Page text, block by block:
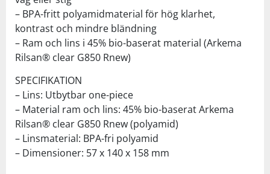
– BPA-fritt polyamidmaterial för hög klarhet,
kontrast och mindre bländning
– Ram och lins i 45% bio-baserat material (Arkema
Rilsan® clear G850 Rnew)
SPECIFIKATION
– Lins: Utbytbar one-piece
– Material ram och lins: 45% bio-baserat Arkema
Rilsan® clear G850 Rnew (polyamid)
– Linsmaterial: BPA-fri polyamid
– Dimensioner: 57 x 140 x 158 mm